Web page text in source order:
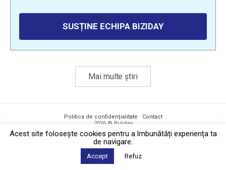
SUSȚINE ECHIPA BIZIDAY
Mai multe știri
Politica de confidențialitate · Contact
2026 © Biziday
Acest site foloseşte cookies pentru a îmbunătăți experiența ta
de navigare.
Accept Refuz